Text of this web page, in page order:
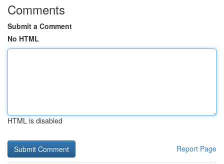
Comments
Submit a Comment
No HTML
HTML is disabled
Report Page